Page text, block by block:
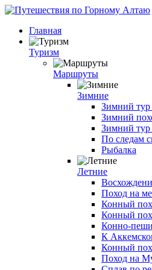
Главная
Туризм
Маршруты
Зимние
Зимний тур
Зимний
Зимний тур
По следам
Рыбалка
Летние
Поход на
Конный
Конный
Конно-
К
Конный
Поход на